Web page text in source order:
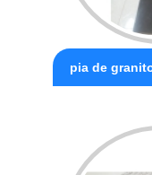
pia de